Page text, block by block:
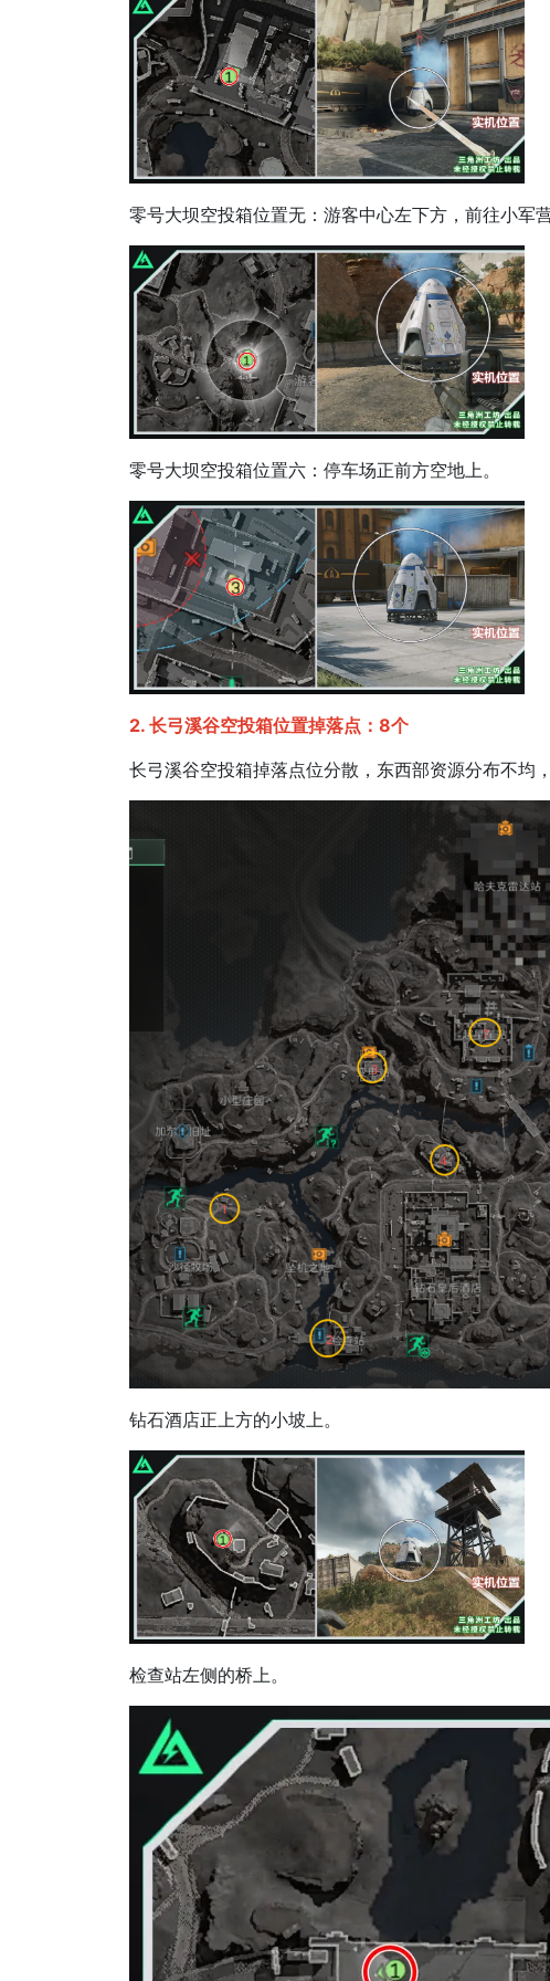
零号大坝空投箱位置无：游客中心左下方，前往小军营
零号大坝空投箱位置六：停车场正前方空地上。
2. 长弓溪谷空投箱位置掉落点：8个
长弓溪谷空投箱掉落点位分散，东西部资源分布不均
钻石酒店正上方的小坡上。
检查站左侧的桥上。